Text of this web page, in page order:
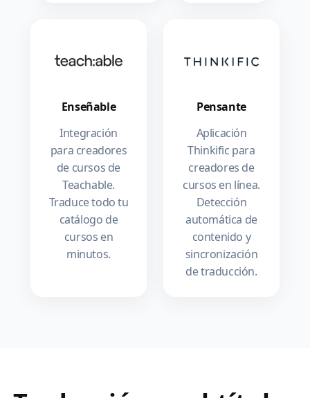
Enseñable
Integración
para creadores
de cursos de
Teachable.
Traduce todo tu
catálogo de
cursos en
minutos.
Pensante
Aplicación
Thinkific para
creadores de
cursos en línea.
Detección
automática de
contenido y
sincronización
de traducción.